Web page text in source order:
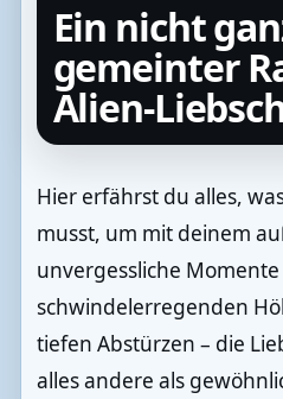
Ein nicht
gemeinter
Alien-
Hier erfährst du alles,
musst, um mit deinem
unvergessliche
schwindelerregenden
tiefen Abstürzen – die
alles andere als